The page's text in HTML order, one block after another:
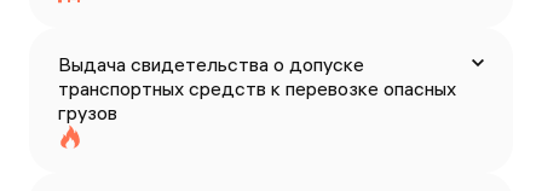
Выдача свидетельства о допуске
транспортных средств к перевозке опасных
грузов